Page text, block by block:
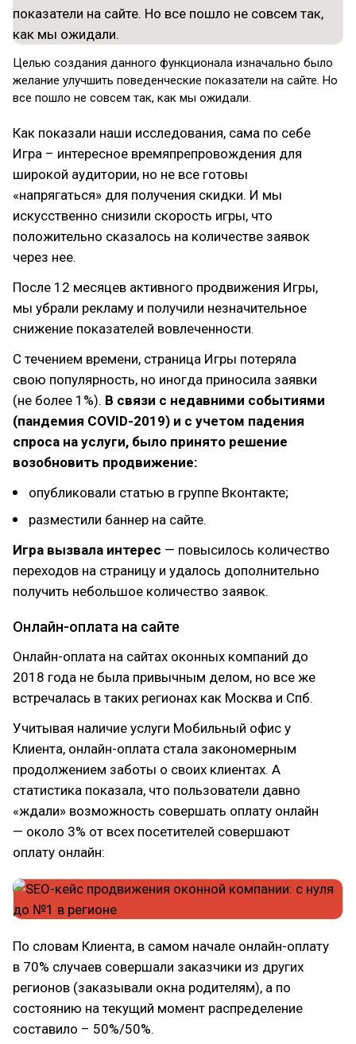
Целью создания данного функционала изначально было
желание улучшить поведенческие показатели на сайте. Но
все пошло не совсем так, как мы ожидали.
Как показали наши исследования, сама по себе
Игра – интересное времяпрепровождения для
широкой аудитории, но не все готовы
«напрягаться» для получения скидки. И мы
искусственно снизили скорость игры, что
положительно сказалось на количестве заявок
через нее.
После 12 месяцев активного продвижения Игры,
мы убрали рекламу и получили незначительное
снижение показателей вовлеченности.
С течением времени, страница Игры потеряла
свою популярность, но иногда приносила заявки
(не более 1%). В связи с недавними событиями
(пандемия COVID-2019) и с учетом падения
спроса на услуги, было принято решение
возобновить продвижение:
опубликовали статью в группе Вконтакте;
разместили баннер на сайте.
Игра вызвала интерес — повысилось количество
переходов на страницу и удалось дополнительно
получить небольшое количество заявок.
Онлайн-оплата на сайте
Онлайн-оплата на сайтах оконных компаний до
2018 года не была привычным делом, но все же
встречалась в таких регионах как Москва и Спб.
Учитывая наличие услуги Мобильный офис у
Клиента, онлайн-оплата стала закономерным
продолжением заботы о своих клиентах. А
статистика показала, что пользователи давно
«ждали» возможность совершать оплату онлайн
— около 3% от всех посетителей совершают
оплату онлайн:
По словам Клиента, в самом начале онлайн-оплату
в 70% случаев совершали заказчики из других
регионов (заказывали окна родителям), а по
состоянию на текущий момент распределение
составило – 50%/50%.